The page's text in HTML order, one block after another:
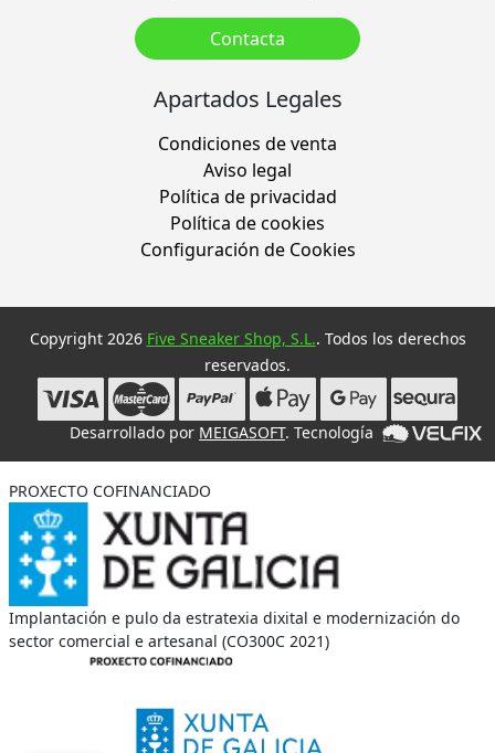
Contacta
Apartados Legales
Condiciones de venta
Aviso legal
Política de privacidad
Política de cookies
Configuración de Cookies
Copyright 2026 Five Sneaker Shop, S.L.. Todos los derechos
reservados.
Desarrollado por MEIGASOFT. Tecnología
PROXECTO COFINANCIADO
Implantación e pulo da estratexia dixital e modernización do
sector comercial e artesanal (CO300C 2021)